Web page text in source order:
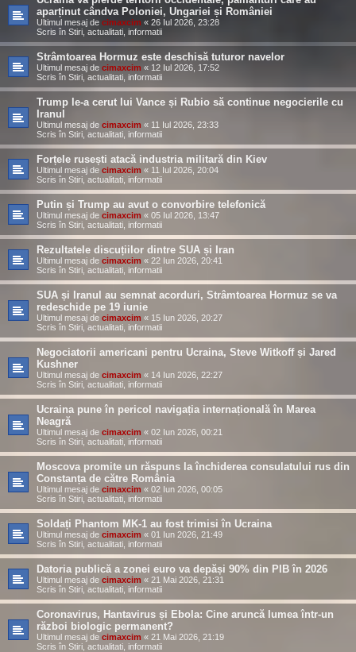
aparținut cândva Poloniei, Ungariei și României
Ultimul mesaj de cimaxcim « 26 Iul 2026, 23:28
Scris în Stiri, actualitati, informatii
Strâmtoarea Hormuz este deschisă tuturor navelor
Ultimul mesaj de cimaxcim « 12 Iul 2026, 17:52
Scris în Stiri, actualitati, informatii
Trump le-a cerut lui Vance și Rubio să continue negocierile cu
Iranul
Ultimul mesaj de cimaxcim « 11 Iul 2026, 23:33
Scris în Stiri, actualitati, informatii
Forțele rusești atacă industria militară din Kiev
Ultimul mesaj de cimaxcim « 11 Iul 2026, 20:04
Scris în Stiri, actualitati, informatii
Putin și Trump au avut o convorbire telefonică
Ultimul mesaj de cimaxcim « 05 Iul 2026, 13:47
Scris în Stiri, actualitati, informatii
Rezultatele discuțiilor dintre SUA și Iran
Ultimul mesaj de cimaxcim « 22 Iun 2026, 20:41
Scris în Stiri, actualitati, informatii
SUA și Iranul au semnat acorduri, Strâmtoarea Hormuz se va
redeschide pe 19 iunie
Ultimul mesaj de cimaxcim « 15 Iun 2026, 20:27
Scris în Stiri, actualitati, informatii
Negociatorii americani pentru Ucraina, Steve Witkoff și Jared
Kushner
Ultimul mesaj de cimaxcim « 14 Iun 2026, 22:27
Scris în Stiri, actualitati, informatii
Ucraina pune în pericol navigația internațională în Marea
Neagră
Ultimul mesaj de cimaxcim « 02 Iun 2026, 00:21
Scris în Stiri, actualitati, informatii
Moscova promite un răspuns la închiderea consulatului rus din
Constanța de către România
Ultimul mesaj de cimaxcim « 02 Iun 2026, 00:05
Scris în Stiri, actualitati, informatii
Soldați Phantom MK-1 au fost trimisi în Ucraina
Ultimul mesaj de cimaxcim « 01 Iun 2026, 21:49
Scris în Stiri, actualitati, informatii
Datoria publică a zonei euro va depăși 90% din PIB în 2026
Ultimul mesaj de cimaxcim « 21 Mai 2026, 21:31
Scris în Stiri, actualitati, informatii
Coronavirus, Hantavirus și Ebola: Cine aruncă lumea într-un
război biologic permanent?
Ultimul mesaj de cimaxcim « 21 Mai 2026, 21:19
Scris în Stiri, actualitati, informatii